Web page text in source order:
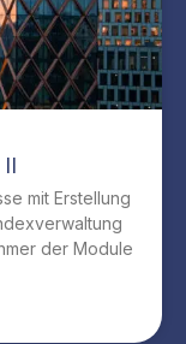
mit Erstellung
der Module